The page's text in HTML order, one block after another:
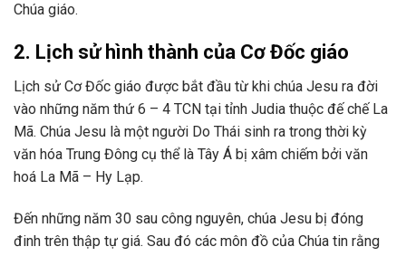
Chúa giáo.
2. Lịch sử hình thành của Cơ Đốc giáo
Lịch sử Cơ Đốc giáo được bắt đầu từ khi chúa Jesu ra đời
vào những năm thứ 6 – 4 TCN tại tỉnh Judia thuộc đế chế La
Mã. Chúa Jesu là một người Do Thái sinh ra trong thời kỳ
văn hóa Trung Đông cụ thể là Tây Á bị xâm chiếm bởi văn
hoá La Mã – Hy Lạp.
Đến những năm 30 sau công nguyên, chúa Jesu bị đóng
đinh trên thập tự giá. Sau đó các môn đồ của Chúa tin rằng